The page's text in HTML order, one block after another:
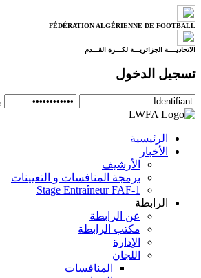
FÉDÉRATION ALGÉRIENNE DE FOOTBALL
الاتحاديــــة الجزائريـــة لكـــرة القـــدم
تسجيل الدخول
الرئيسية
الأخبار
الأرشيف
برمجة المنافسات و التعيينات
Stage Entraîneur FAF-1
الرابطة
عن الرابطة
مكتب الرابطة
الإدارة
اللجان
المنافسات